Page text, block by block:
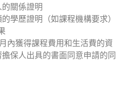
關係證明
學歷證明（如課程機構要求）
內獲得課程費用和生活費的資
保人出具的書面同意申請的同